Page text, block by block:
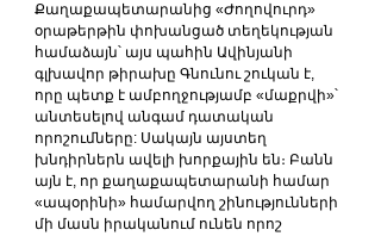
Քաղաքապետարանից «Ժողովուրդ»
օրաթերթին փոխանցած տեղեկության
համաձայն՝ այս պահին Ավինյանի
գլխավոր թիրախը Գնունու շուկան է,
որը պետք է ամբողջությամբ «մաքրվի»՝
անտեսելով անգամ դատական
որոշումները: Սակայն այստեղ
խնդիրներն ավելի խորքային են։ Բանն
այն է, որ քաղաքապետարանի համար
«ապօրինի» համարվող շինությունների
մի մասն իրականում ունեն որոշ